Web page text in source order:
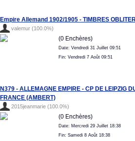
Empire Allemand 1902/1905 - TIMBRES
valemur (100.0%)
(0 Enchères)
Date: Vendredi 31 Juillet 09:51
Fin: Vendredi 7 Août 09:51
N379 - ALLEMAGNE EMPIRE - CP DE LEIPZIG
FRANCE (AMBERT)
2015jeanmarie (100.0%)
(0 Enchères)
Date: Mercredi 29 Juillet 18:38
Fin: Samedi 8 Août 18:38